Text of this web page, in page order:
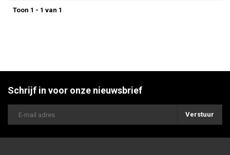
Toon 1 - 1 van 1
Schrijf in voor onze nieuwsbrief
Verstuur